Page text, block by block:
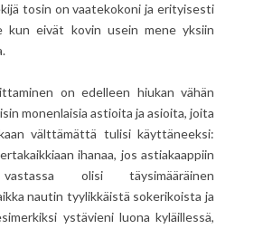
tosin on vaatekokoni ja erityisesti
kun eivät kovin usein mene yksiin
on edelleen hiukan vähän
monenlaisia astioita ja asioita, joita
välttämättä tulisi käyttäneeksi:
ihanaa, jos astiakaappiin
olisi täysimääräinen
nautin tyylikkäistä sokerikoista ja
ystävieni luona kyläillessä,